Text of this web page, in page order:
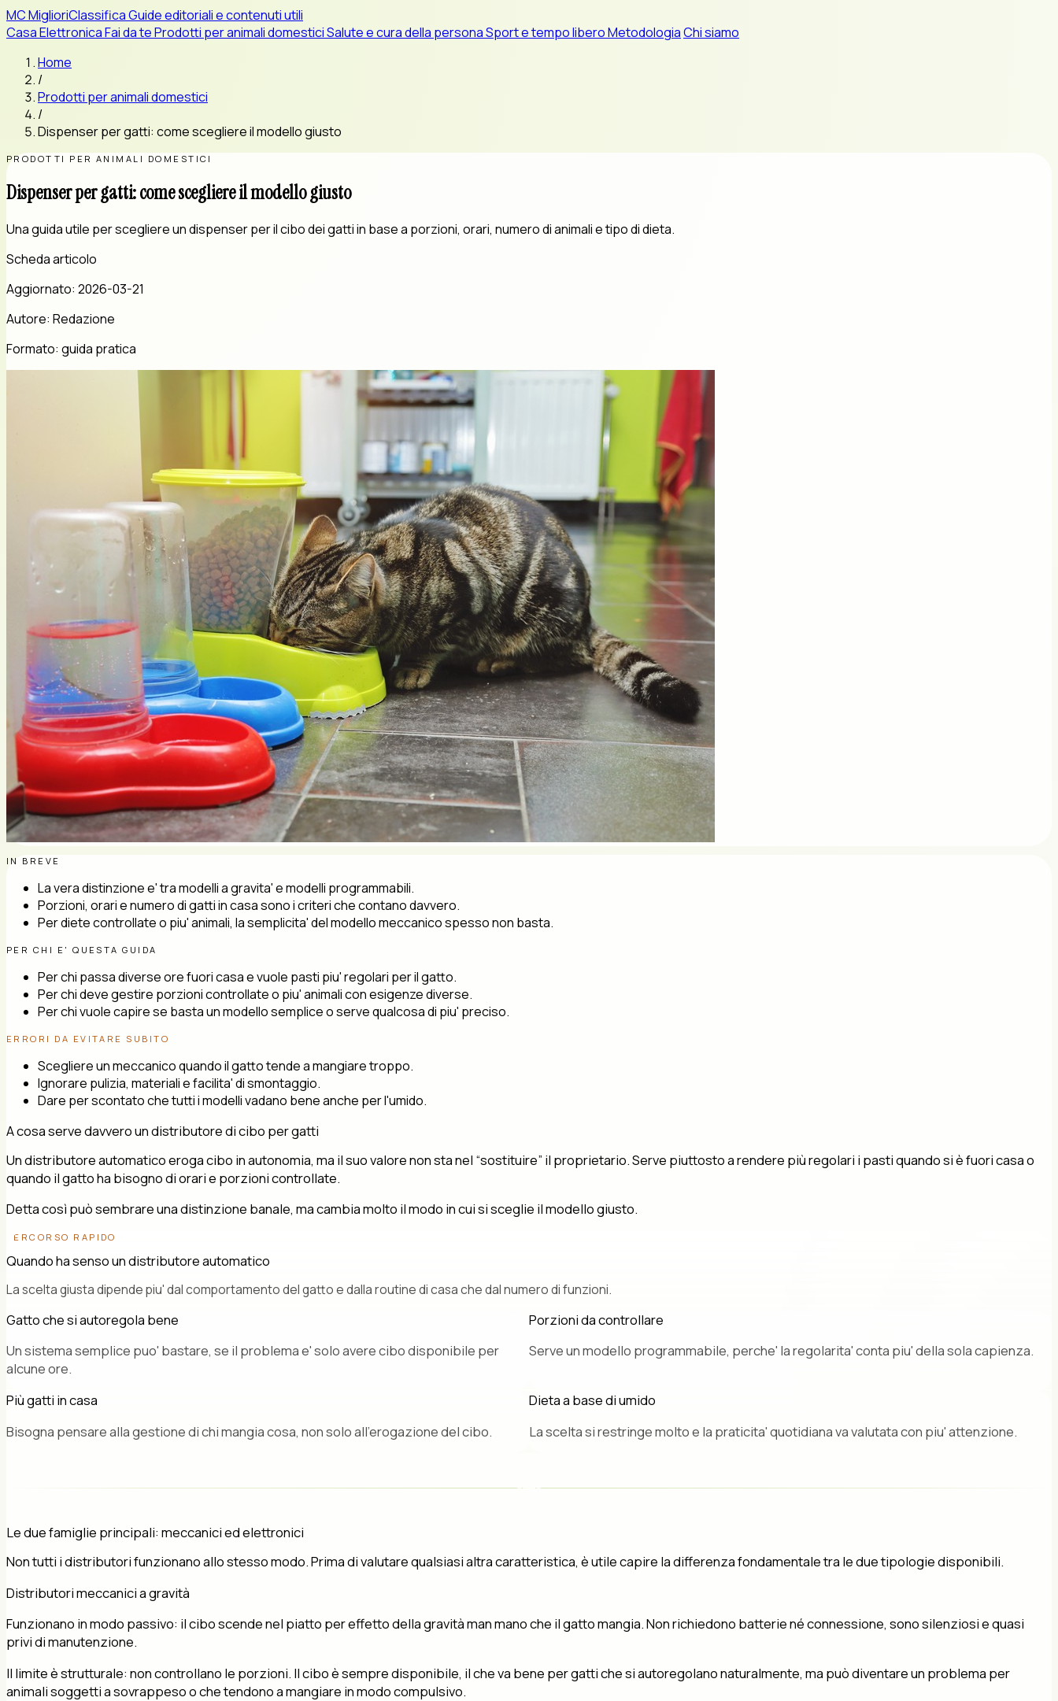
MCMiglioriClassificaGuide editoriali e contenuti utili
CasaElettronicaFai da teProdotti per animali domesticiSalute e cura della personaSport e tempo liberoMetodologiaChi siamo
Home
/
Prodotti per animali domestici
/
Dispenser per gatti: come scegliere il modello giusto
PRODOTTI PER ANIMALI DOMESTICI
Dispenser per gatti: come scegliere il modello giusto
Una guida utile per scegliere un dispenser per il cibo dei gatti in base a porzioni, orari, numero di animali e tipo di dieta.
Scheda articolo
Aggiornato: 2026-03-21
Autore: Redazione
Formato: guida pratica
IN BREVE
La vera distinzione e' tra modelli a gravita' e modelli programmabili.
Porzioni, orari e numero di gatti in casa sono i criteri che contano davvero.
Per diete controllate o piu' animali, la semplicita' del modello meccanico spesso non basta.
PER CHI E' QUESTA GUIDA
Per chi passa diverse ore fuori casa e vuole pasti piu' regolari per il gatto.
Per chi deve gestire porzioni controllate o piu' animali con esigenze diverse.
Per chi vuole capire se basta un modello semplice o serve qualcosa di piu' preciso.
ERRORI DA EVITARE SUBITO
Scegliere un meccanico quando il gatto tende a mangiare troppo.
Ignorare pulizia, materiali e facilita' di smontaggio.
Dare per scontato che tutti i modelli vadano bene anche per l'umido.
A cosa serve davvero un distributore di cibo per gatti
Un distributore automatico eroga cibo in autonomia, ma il suo valore non sta nel “sostituire” il proprietario. Serve piuttosto a rendere più regolari i pasti quando si è fuori casa o
quando il gatto ha bisogno di orari e porzioni controllate.
Detta così può sembrare una distinzione banale, ma cambia molto il modo in cui si sceglie il modello giusto.
PERCORSO RAPIDO
Quando ha senso un distributore automatico
La scelta giusta dipende piu' dal comportamento del gatto e dalla routine di casa che dal numero di funzioni.
Gatto che si autoregola bene
Un sistema semplice puo' bastare, se il problema e' solo avere cibo disponibile per
alcune ore.
Porzioni da controllare
Serve un modello programmabile, perche' la regolarita' conta piu' della sola capienza.
Più gatti in casa
Bisogna pensare alla gestione di chi mangia cosa, non solo all'erogazione del cibo.
Dieta a base di umido
La scelta si restringe molto e la praticita' quotidiana va valutata con piu' attenzione.
Le due famiglie principali: meccanici ed elettronici
Non tutti i distributori funzionano allo stesso modo. Prima di valutare qualsiasi altra caratteristica, è utile capire la differenza fondamentale tra le due tipologie disponibili.
Distributori meccanici a gravità
Funzionano in modo passivo: il cibo scende nel piatto per effetto della gravità man mano che il gatto mangia. Non richiedono batterie né connessione, sono silenziosi e quasi
privi di manutenzione.
Il limite è strutturale: non controllano le porzioni. Il cibo è sempre disponibile, il che va bene per gatti che si autoregolano naturalmente, ma può diventare un problema per
animali soggetti a sovrappeso o che tendono a mangiare in modo compulsivo.